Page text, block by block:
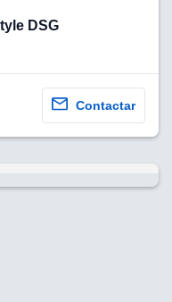
DSG
Contactar